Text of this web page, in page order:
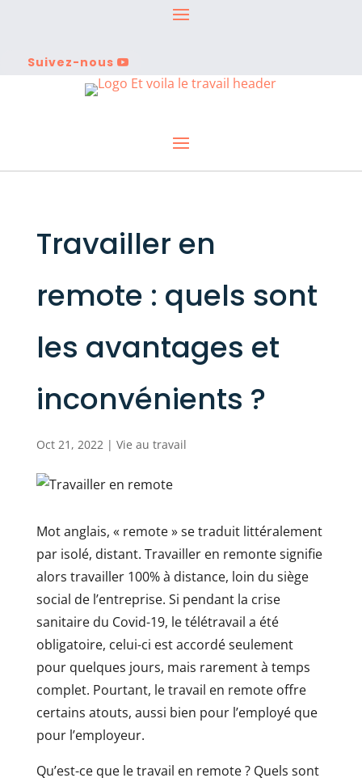
Suivez-nous
Travailler en
remote : quels sont
les avantages et
inconvénients ?
Oct 21, 2022| Vie au travail
Mot anglais, « remote » se traduit littéralement
par isolé, distant. Travailler en remonte signifie
alors travailler 100% à distance, loin du siège
social de l’entreprise. Si pendant la crise
sanitaire du Covid-19, le télétravail a été
obligatoire, celui-ci est accordé seulement
pour quelques jours, mais rarement à temps
complet. Pourtant, le travail en remote offre
certains atouts, aussi bien pour l’employé que
pour l’employeur.
Qu’est-ce que le travail en remote ? Quels sont